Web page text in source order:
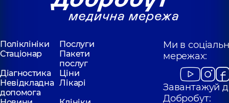
Поліклініки
Послуги
Стаціонар
Пакети
послуг
Діагностика
Ціни
Невідкладна
допомога
Лікарі
Ми в
мережах:
Завантажуй
Добробут: